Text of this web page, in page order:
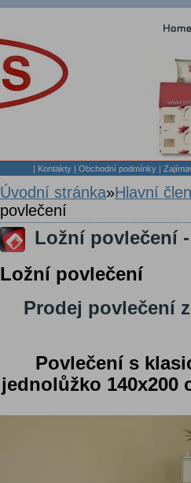
| Kontakty | Obchodní podmínky |
Úvodní stránka»Hlavní
povlečení
Ložní povlečení
Ložní povlečení
Prodej povlečení
Povlečení s
jednolůžko 140x200